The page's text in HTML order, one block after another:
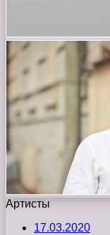
Артисты
17.03.2020